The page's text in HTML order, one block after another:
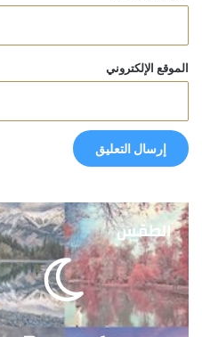
الموقع الإلكتروني
الطقس